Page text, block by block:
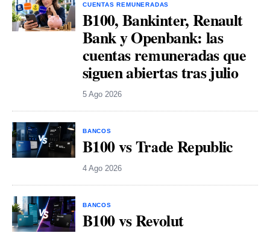
CUENTAS REMUNERADAS
B100, Bankinter, Renault
Bank y Openbank: las
cuentas remuneradas que
siguen abiertas tras julio
5 Ago 2026
BANCOS
B100 vs Trade Republic
4 Ago 2026
BANCOS
B100 vs Revolut